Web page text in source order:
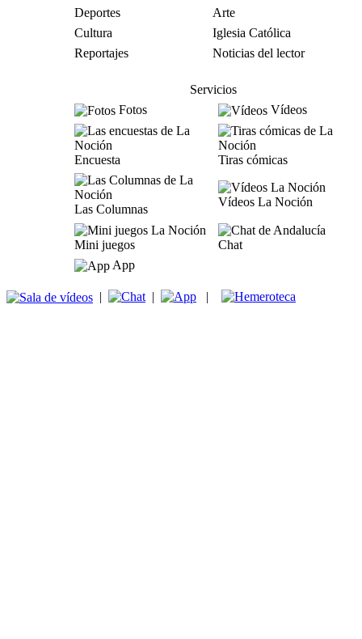
Deportes
Arte
Cultura
Iglesia Católica
Reportajes
Noticias del lector
Servicios
Fotos
Vídeos
Encuesta Tiras cómicas
Las Columnas
Vídeos La Noción
Mini juegos
Chat
App
| | |